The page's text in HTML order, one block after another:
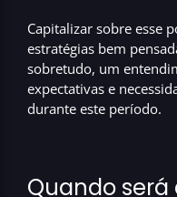
Capitalizar sobre esse
estratégias bem
sobretudo, um
expectativas e
durante este período.
Quando será